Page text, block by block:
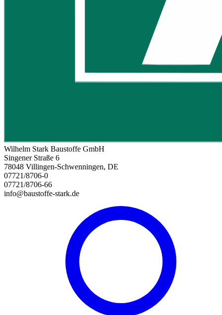
Wilhelm Stark Baustoffe GmbH
Singener Straße 6
78048 Villingen-Schwenningen, DE
07721/8706-0
07721/8706-66
info@baustoffe-stark.de